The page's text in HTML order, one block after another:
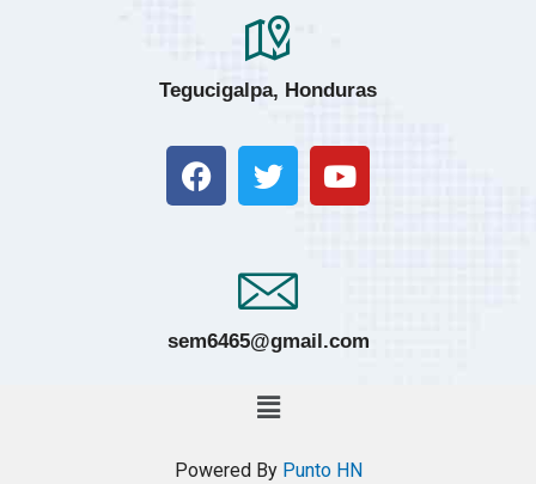
Tegucigalpa, Honduras
sem6465@gmail.com
Powered By Punto HN